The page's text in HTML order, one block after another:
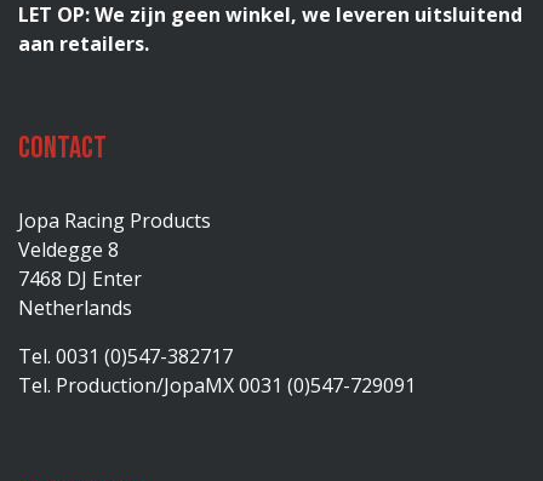
LET OP: We zijn geen winkel, we leveren uitsluitend
aan retailers.
Contact
Jopa Racing Products
Veldegge 8
7468 DJ Enter
Netherlands
Tel. 0031 (0)547-382717
Tel. Production/JopaMX 0031 (0)547-729091